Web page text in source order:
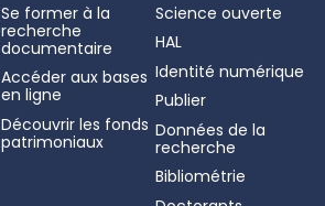
Se former à la
recherche
documentaire
Accéder aux bases
en ligne
Découvrir les fonds
patrimoniaux
Science ouverte
HAL
Identité numérique
Publier
Données de la
recherche
Bibliométrie